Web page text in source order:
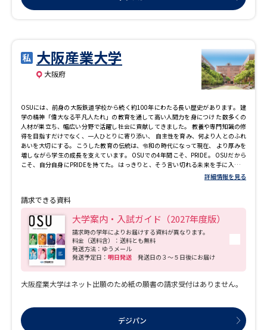
大阪産業大学
大阪府
OSUには、前身の大阪鉄道学校から続く約100年にわたる長い歴史があります。 建
学の精神「偉大なる平凡人たれ」の教育を通して高い人間力を身につけ た数多くの
人材が巣立ち、幅広い分野で活躍し社会に貢献してきました。 教養や専門知識の修
得を目指すだけでなく、一人ひとりに寄り添い、 自主性を育み、何より人とのふれ
あいを大切にする。 こうした教育の伝統は、令和の時代になって現在、 より厚みを
増しながら学生の成長を支えています。 OSUでの4年間こそ、PRIDE。 OSUだから
こそ、自分自身にPRIDEを持てた。 はっきりと、そう言い切れる未来を手に入れま
詳細情報を見る
請求できる資料
大学案内・入試ガイド（2027年度版）
請求時の学年によりお届けする資料が異なります。
料金（送料含）：送料とも無料
発送方法：ゆうメール
発送予定日： 明日発送 発送日の３～５日後にお届け
大阪産業大学はネット出願のため紙の願書の請求受付はありません。
デジパン